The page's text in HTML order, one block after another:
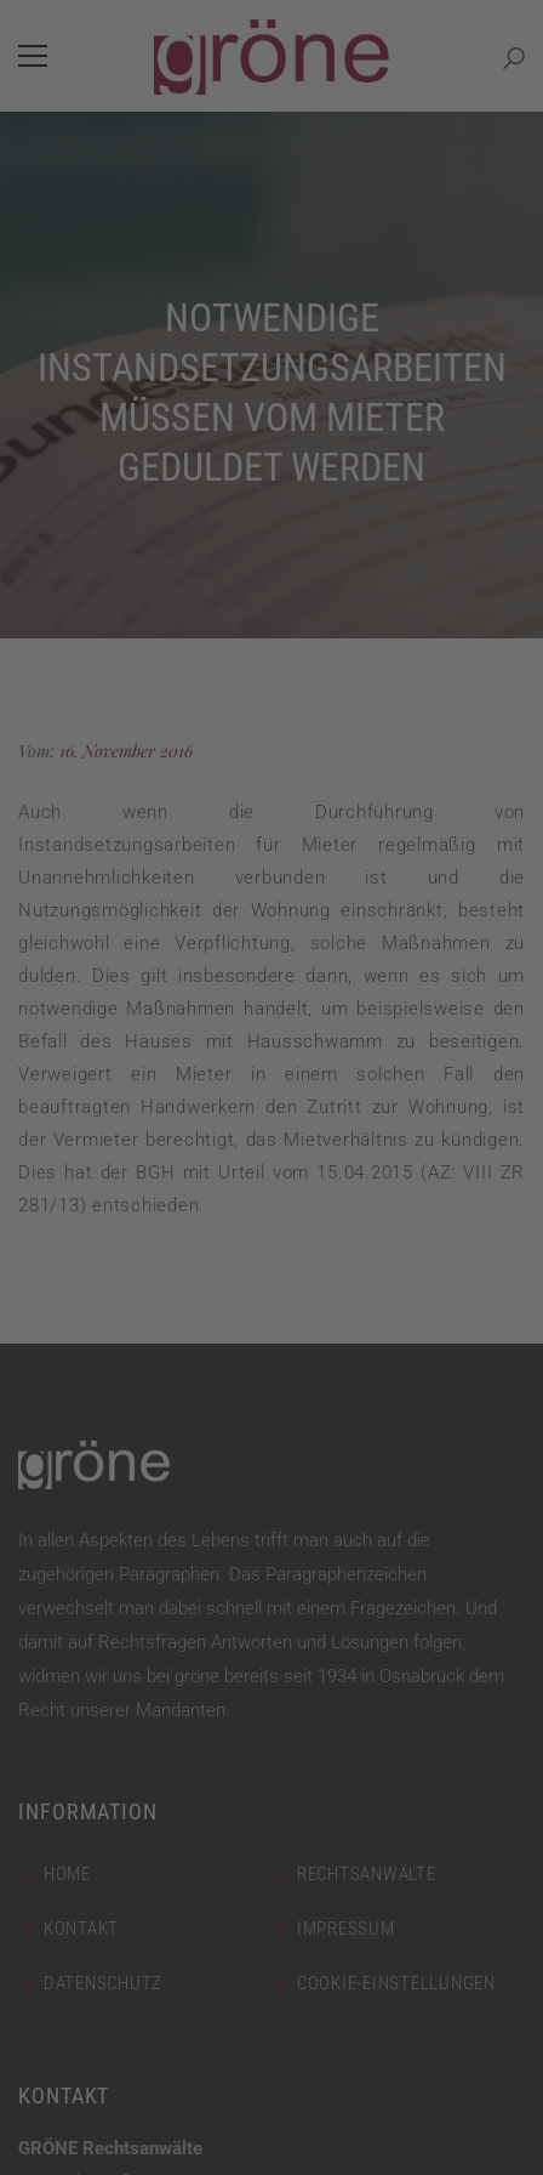
NOTWENDIGE
INSTANDSETZUNGSARBEITEN
MÜSSEN VOM MIETER
GEDULDET WERDEN
Vom: 16. November 2016
Auch wenn die Durchführung von
Instandsetzungsarbeiten für Mieter regelmäßig mit
Unannehmlichkeiten verbunden ist und die
Nutzungsmöglichkeit der Wohnung einschränkt, besteht
gleichwohl eine Verpflichtung, solche Maßnahmen zu
dulden. Dies gilt insbesondere dann, wenn es sich um
notwendige Maßnahmen handelt, um beispielsweise den
Befall des Hauses mit Hausschwamm zu beseitigen.
Verweigert ein Mieter in einem solchen Fall den
beauftragten Handwerkern den Zutritt zur Wohnung, ist
der Vermieter berechtigt, das Mietverhältnis zu kündigen.
Dies hat der BGH mit Urteil vom 15.04.2015 (AZ: VIII ZR
281/13) entschieden.
In allen Aspekten des Lebens trifft man auch auf die
zugehörigen Paragraphen. Das Paragraphenzeichen
verwechselt man dabei schnell mit einem Fragezeichen. Und
damit auf Rechtsfragen Antworten und Lösungen folgen,
widmen wir uns bei gröne bereits seit 1934 in Osnabrück dem
Recht unserer Mandanten.
INFORMATION
HOME RECHTSANWÄLTE
KONTAKT IMPRESSUM
DATENSCHUTZ COOKIE-EINSTELLUNGEN
KONTAKT
GRÖNE Rechtsanwälte